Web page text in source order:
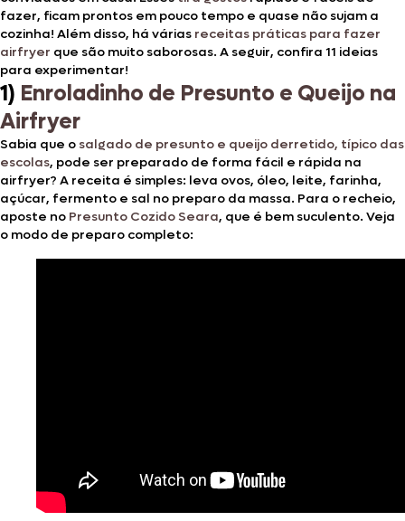
fazer, ficam prontos em pouco tempo e quase não sujam a
cozinha! Além disso, há várias receitas práticas para fazer
airfryer que são muito saborosas. A seguir, confira 11 ideias
para experimentar!
1) Enroladinho de Presunto e Queijo na
Airfryer
Sabia que o salgado de presunto e queijo derretido, típico das
escolas, pode ser preparado de forma fácil e rápida na
airfryer? A receita é simples: leva ovos, óleo, leite, farinha,
açúcar, fermento e sal no preparo da massa. Para o recheio,
aposte no Presunto Cozido Seara, que é bem suculento. Veja
o modo de preparo completo: